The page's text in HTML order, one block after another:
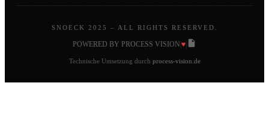
SNOECK 2025 – ALL RIGHTS RESERVED.
POWERED BY PROCESS VISION|♥|
Technische Umsetzung durch process-vision.de